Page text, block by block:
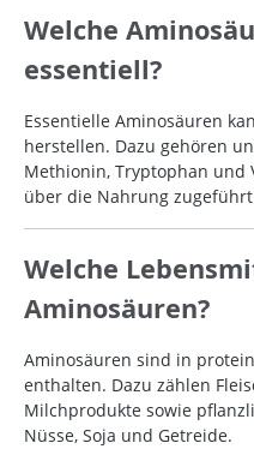
Welche
essentiell?
Essentielle Aminosäuren
herstellen. Dazu gehören
Methionin, Tryptophan und
über die Nahrung
Welche
Aminosäuren?
Aminosäuren sind in
enthalten. Dazu zählen
Milchprodukte sowie
Nüsse, Soja und Getreide.